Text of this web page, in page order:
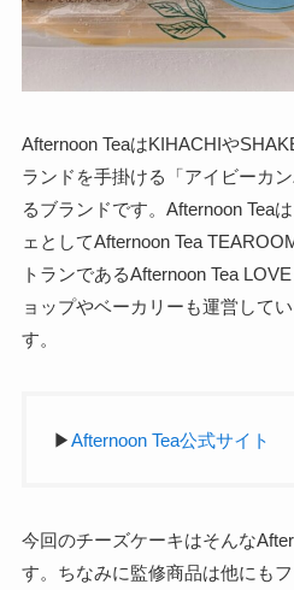
Afternoon TeaはKIHACHIや
ランドを手掛ける「アイビーカ
るブランドです。Afternoon Tea
ェとしてAfternoon Tea
トランであるAfternoon Tea
ョップやベーカリーも運営して
す。
▶Afternoon Tea公式サイト
今回のチーズケーキはそんな
す。ちなみに監修商品は他にも